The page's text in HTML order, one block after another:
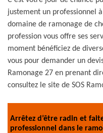
justement un professionnel
domaine de ramonage de
profession vous offre ses
moment bénéficiez de
vous pour demander un
Ramonage 27 en prenant
consultez le site de SOS
Arrêtez d’être radin et
professionnel dans le